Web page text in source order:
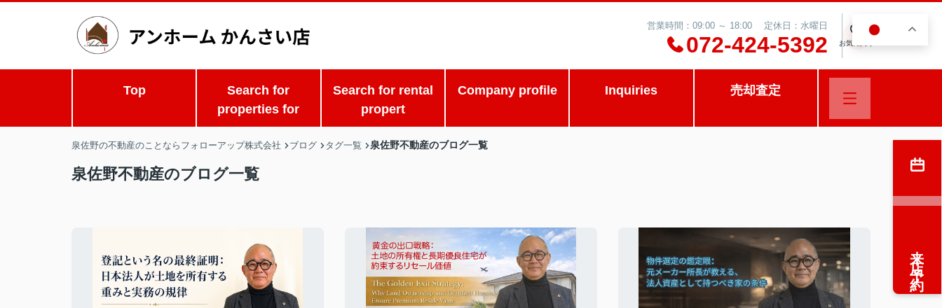
営業時間：09:00 ～ 18:00 定休日：水曜日
072-424-5392 お気に入り
Top
Search for
properties for
Search for rental
propert
Company profile Inquiries 売却査定
泉佐野の不動産のことならフォローアップ株式会社 ブログ タグ一覧 泉佐野不動産のブログ一覧
泉佐野不動産のブログ一覧
来店予約